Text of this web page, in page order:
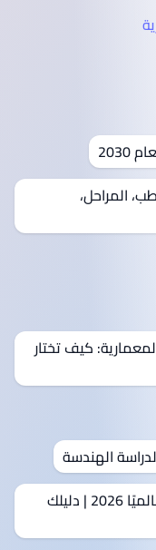
ة
الطب، المراحل،
كيف تختار
الهندسة
أفضل التخصصات الجامعية المطلوبة عالميًا 2026 | دليلك